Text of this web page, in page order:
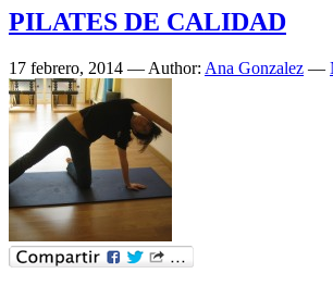
PILATES DE CALIDAD
17 febrero, 2014 — Author: Ana Gonzalez —